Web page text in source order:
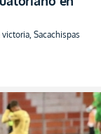
Sacachispas